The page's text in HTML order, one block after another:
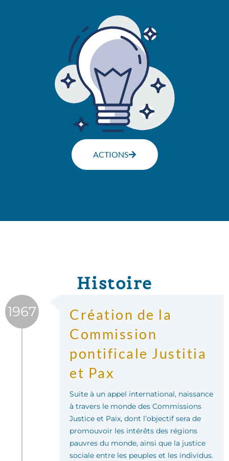
ACTIONS
Histoire
Création de la
Commission
pontificale Justitia
et Pax
Suite à un appel international, naissance
à travers le monde des Commissions
Justice et Paix, dont l’objectif sera de
promouvoir les intérêts des régions
pauvres du monde, ainsi que la justice
sociale entre les peuples et les individus.
1967